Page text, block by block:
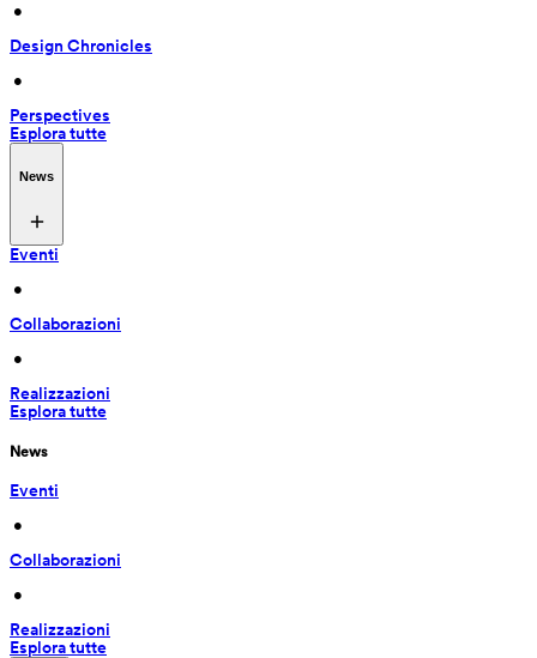
•
Design Chronicles
•
Perspectives
Esplora tutte
News
Eventi
•
Collaborazioni
•
Realizzazioni
Esplora tutte
News
Eventi
•
Collaborazioni
•
Realizzazioni
Esplora tutte